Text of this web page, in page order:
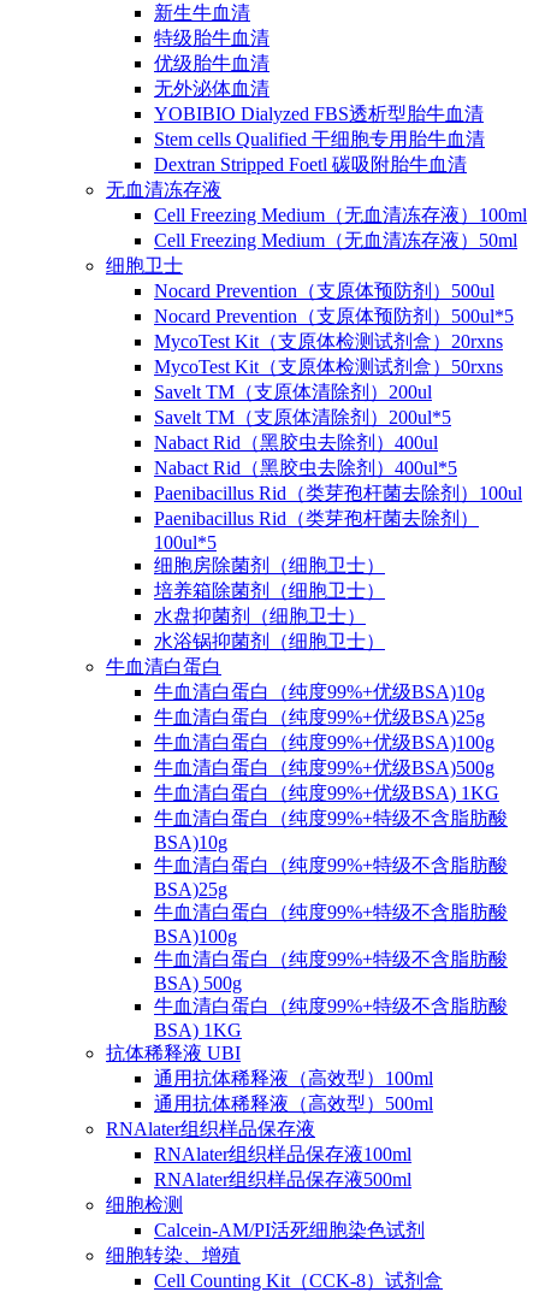
新生牛血清
特级胎牛血清
优级胎牛血清
无外泌体血清
YOBIBIO Dialyzed FBS透析型胎牛血清
Stem cells Qualified 干细胞专用胎牛血清
Dextran Stripped Foetl 碳吸附胎牛血清
无血清冻存液
Cell Freezing Medium（无血清冻存液）100ml
Cell Freezing Medium（无血清冻存液）50ml
细胞卫士
Nocard Prevention（支原体预防剂）500ul
Nocard Prevention（支原体预防剂）500ul*5
MycoTest Kit（支原体检测试剂盒）20rxns
MycoTest Kit（支原体检测试剂盒）50rxns
Savelt TM（支原体清除剂）200ul
Savelt TM（支原体清除剂）200ul*5
Nabact Rid（黑胶虫去除剂）400ul
Nabact Rid（黑胶虫去除剂）400ul*5
Paenibacillus Rid（类芽孢杆菌去除剂）100ul
Paenibacillus Rid（类芽孢杆菌去除剂）
100ul*5
细胞房除菌剂（细胞卫士）
培养箱除菌剂（细胞卫士）
水盘抑菌剂（细胞卫士）
水浴锅抑菌剂（细胞卫士）
牛血清白蛋白
牛血清白蛋白（纯度99%+优级BSA)10g
牛血清白蛋白（纯度99%+优级BSA)25g
牛血清白蛋白（纯度99%+优级BSA)100g
牛血清白蛋白（纯度99%+优级BSA)500g
牛血清白蛋白（纯度99%+优级BSA) 1KG
牛血清白蛋白（纯度99%+特级不含脂肪酸
BSA)10g
牛血清白蛋白（纯度99%+特级不含脂肪酸
BSA)25g
牛血清白蛋白（纯度99%+特级不含脂肪酸
BSA)100g
牛血清白蛋白（纯度99%+特级不含脂肪酸
BSA) 500g
牛血清白蛋白（纯度99%+特级不含脂肪酸
BSA) 1KG
抗体稀释液 UBI
通用抗体稀释液（高效型）100ml
通用抗体稀释液（高效型）500ml
RNAlater组织样品保存液
RNAlater组织样品保存液100ml
RNAlater组织样品保存液500ml
细胞检测
Calcein-AM/PI活死细胞染色试剂
细胞转染、增殖
Cell Counting Kit（CCK-8）试剂盒